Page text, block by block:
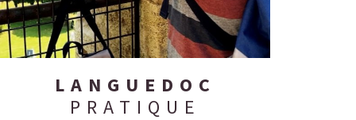
LANGUEDOC
PRATIQUE